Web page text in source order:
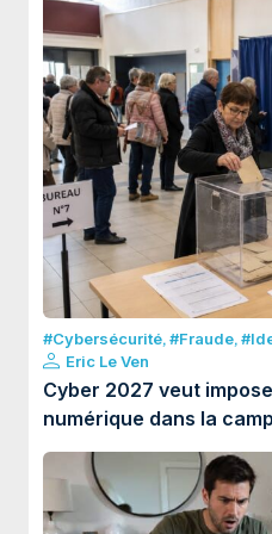
#Cybersécurité,#Fraude,
Eric Le Ven
Cyber 2027 veut
numérique dans la